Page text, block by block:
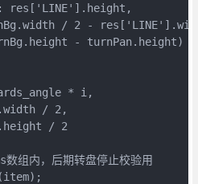
res['LINE'].height,
/ 2 -
- turnPan.height)
* i,
/ 2,
/ 2
组内，后期转盘停止校验用